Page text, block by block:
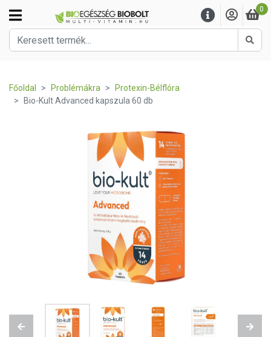
0
Főoldal Problémákra
Protexin-Bélflóra
Bio-Kult Advanced kapszula 60 db
Previous Next